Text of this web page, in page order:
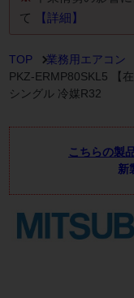
て
【詳細】
TOP 業務用エアコン
PKZ-ERMP80SKL5 【
シングル 冷媒R32
こちらの製
新